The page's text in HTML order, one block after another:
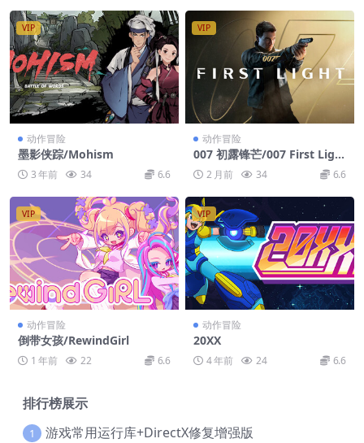
VIP
动作冒险
墨影侠踪/Mohism
3 年前 34 6.6
VIP
动作冒险
007 初露锋芒/007 First Ligh
t 2 月前 34 6.6
VIP
动作冒险
倒带女孩/RewindGirl
1 年前 22 6.6
VIP
动作冒险
20XX
4 年前 24 6.6
排行榜展示
1 游戏常用运行库+DirectX修复增强版